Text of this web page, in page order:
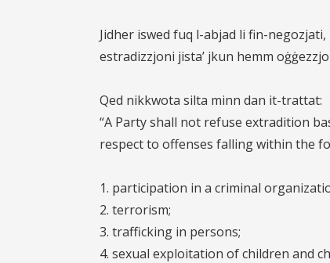
Jidher iswed fuq l-abjad li fin-
estradizzjoni jista’ jkun hemm
Qed nikkwota silta minn dan it-trattat:
“A Party shall not refuse extradition
respect to offenses falling within the
1. participation in a criminal
2. terrorism;
3. trafficking in persons;
4. sexual exploitation of children and